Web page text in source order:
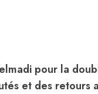
pour la
et des retours